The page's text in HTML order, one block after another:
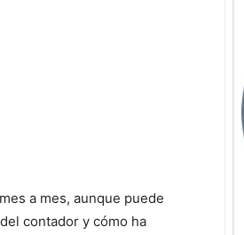
a mes, aunque puede
contador y cómo ha